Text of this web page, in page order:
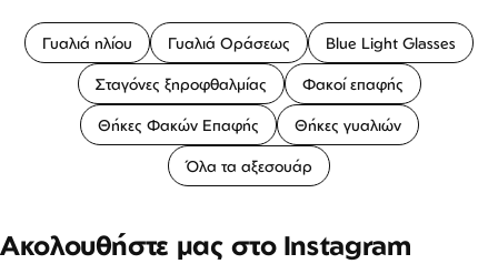
Γυαλιά ηλίου Γυαλιά Οράσεως Blue Light Glasses
Σταγόνες ξηροφθαλμίας Φακοί επαφής
Θήκες Φακών Επαφής Θήκες γυαλιών
Όλα τα αξεσουάρ
Ακολουθήστε μας στο Instagram